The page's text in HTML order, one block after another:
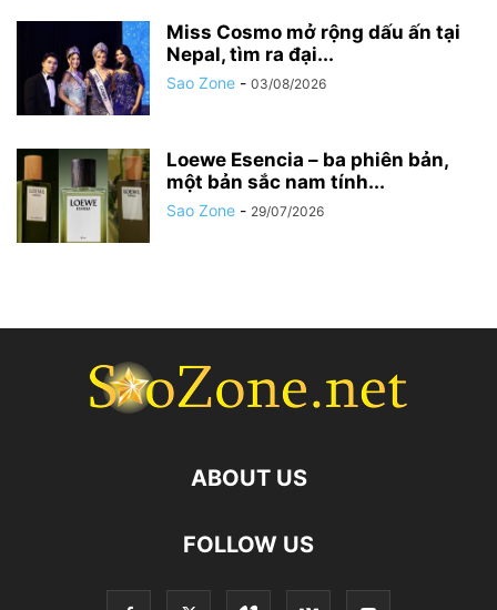
Miss Cosmo mở rộng dấu ấn tại
Nepal, tìm ra đại...
Sao Zone - 03/08/2026
Loewe Esencia – ba phiên bản,
một bản sắc nam tính...
Sao Zone - 29/07/2026
ABOUT US
FOLLOW US